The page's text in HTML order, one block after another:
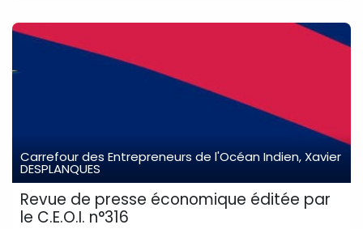
Carrefour des Entrepreneurs de l'Océan Indien, Xavier
DESPLANQUES
Revue de presse économique éditée par
le C.E.O.I. n°316